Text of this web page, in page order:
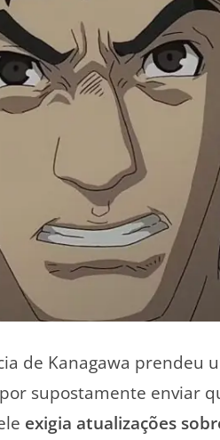
de Kanagawa prendeu
por supostamente enviar
exigia atualizações